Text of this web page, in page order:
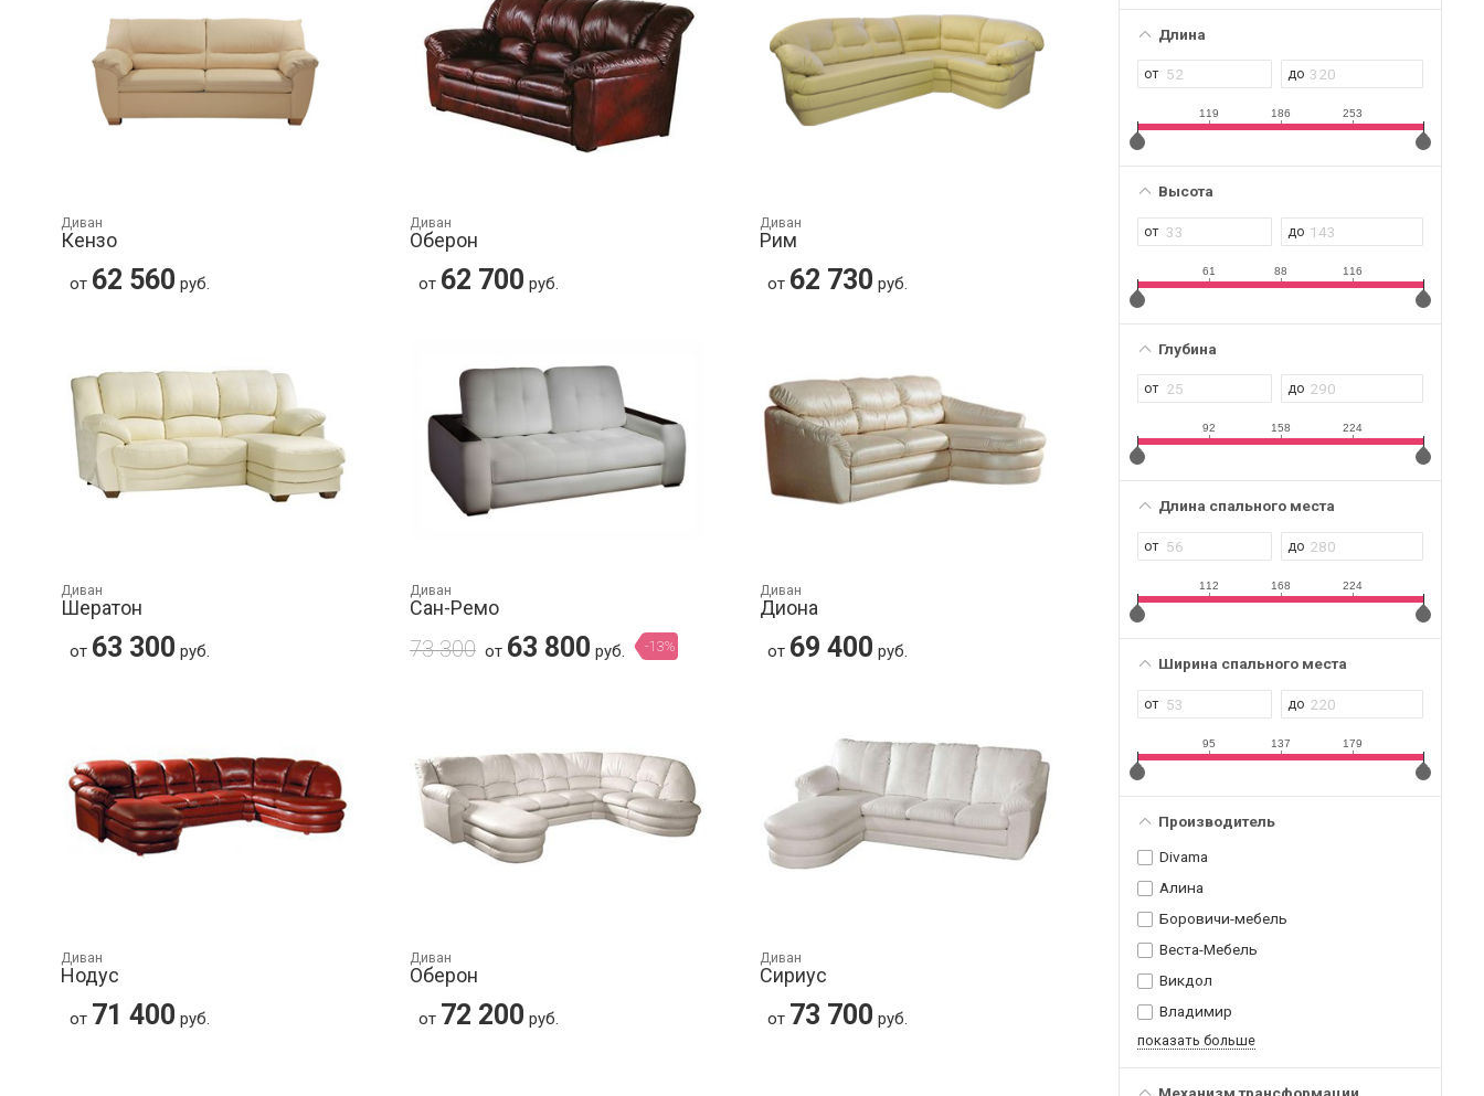
Длина
119 186 253
Высота
61 88 116
Глубина
92 158 224
Длина спального места
112 168 224
Ширина спального места
95 137 179
Производитель
Divama
Алина
Боровичи-мебель
Веста-Мебель
Викдол
Владимир
показать больше
Диван
Кензо
от 62 560 руб.
Диван
Оберон
от 62 700 руб.
Диван
Рим
от 62 730 руб.
Диван
Шератон
от 63 300 руб.
Диван
Сан-Ремо
73 300 от 63 800 руб. -13%
Диван
Диона
от 69 400 руб.
Диван
Нодус
от 71 400 руб.
Диван
Оберон
от 72 200 руб.
Диван
Сириус
от 73 700 руб.